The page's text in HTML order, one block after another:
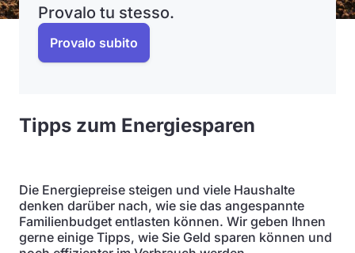
Provalo tu stesso.
Provalo subito
Tipps zum Energiesparen
Die Energiepreise steigen und viele Haushalte
denken darüber nach, wie sie das angespannte
Familienbudget entlasten können. Wir geben Ihnen
gerne einige Tipps, wie Sie Geld sparen können und